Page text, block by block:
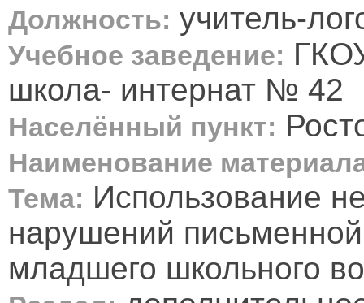
Должность: учитель-
Учебное заведение:
школа- интернат № 42
Населённый пункт:
Наименование
Тема: Использование
нарушений
младшего школьного